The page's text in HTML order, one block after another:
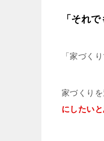
「それ
「家づく
家づくり
にしたい